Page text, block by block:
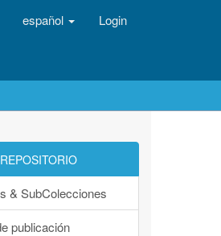
español Login
& SubColecciones
publicación